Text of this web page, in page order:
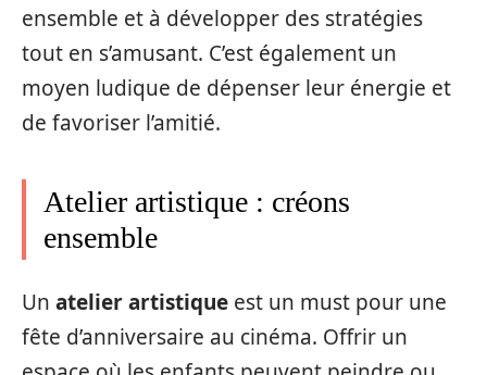
ensemble et à développer des stratégies
tout en s’amusant. C’est également un
moyen ludique de dépenser leur énergie et
de favoriser l’amitié.
Atelier artistique : créons
ensemble
Un atelier artistique est un must pour une
fête d’anniversaire au cinéma. Offrir un